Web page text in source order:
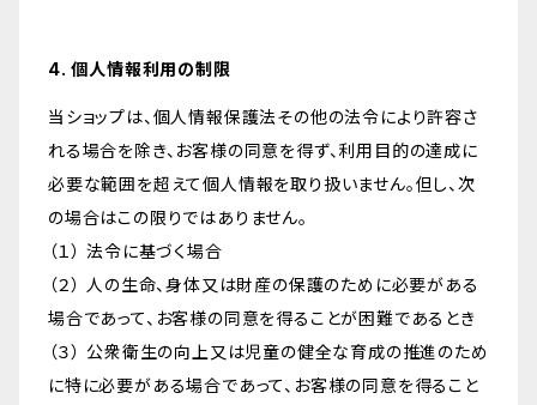
4. 個人情報利用の制限
当ショップは、個人情報保護法その他の法令により許容さ
れる場合を除き、お客様の同意を得ず、利用目的の達成に
必要な範囲を超えて個人情報を取り扱いません。但し、次
の場合はこの限りではありません。
（１） 法令に基づく場合
（２） 人の生命、身体又は財産の保護のために必要がある
場合であって、お客様の同意を得ることが困難であるとき
（３） 公衆衛生の向上又は児童の健全な育成の推進のため
に特に必要がある場合であって、お客様の同意を得ること